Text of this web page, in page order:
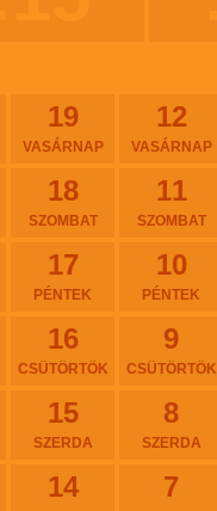
19
VASÁRNAP
12
VASÁRNAP
18
SZOMBAT
11
SZOMBAT
17
PÉNTEK
10
PÉNTEK
16
CSÜTÖRTÖK
9
CSÜTÖRTÖK
15
SZERDA
8
SZERDA
14 7